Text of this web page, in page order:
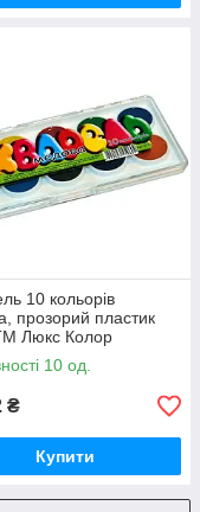
10 кольорів
прозорий пластик
Люкс Колор
10 од.
₴
Купити